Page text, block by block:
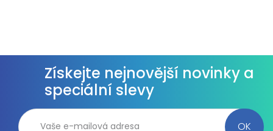
Získejte nejnovější novinky a
speciální slevy